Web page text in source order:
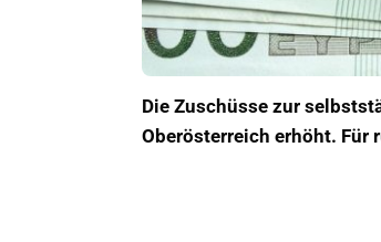
Die Zuschüsse zur
Oberösterreich erhöht. Für